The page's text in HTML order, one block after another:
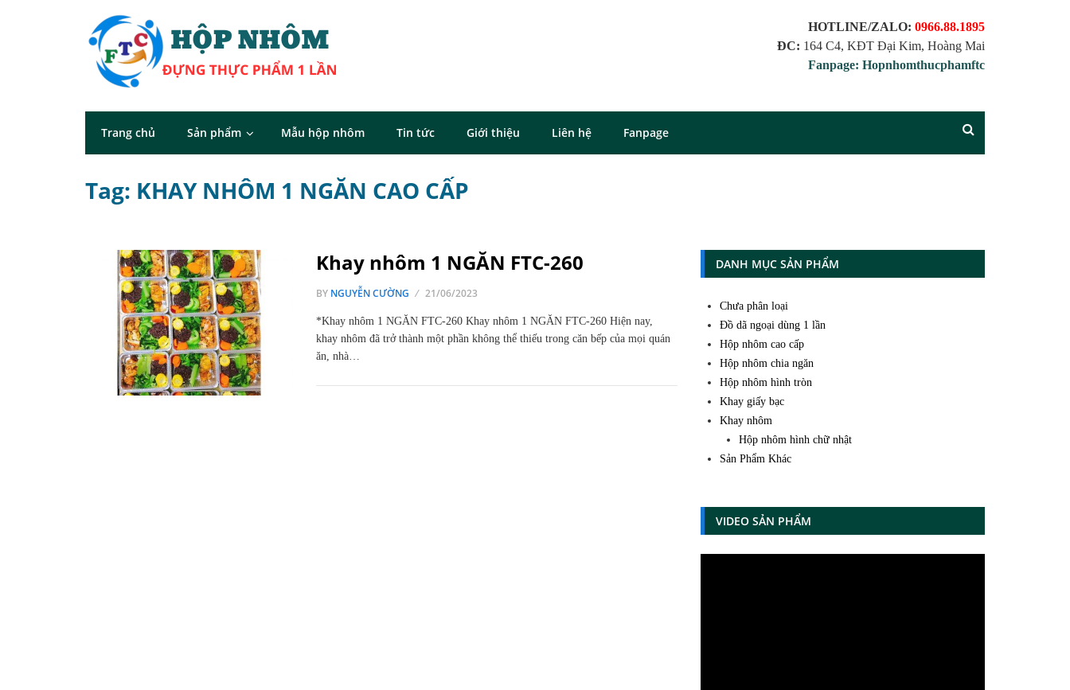
HOTLINE/ZALO: 0966.88.1895
ĐC: 164 C4, KĐT Đại Kim, Hoàng Mai
Fanpage: Hopnhomthucphamftc
Trang chủ Sản phẩm Mẫu hộp nhôm Tin tức Giới thiệu Liên hệ Fanpage
Tag: KHAY NHÔM 1 NGĂN CAO CẤP
Khay nhôm 1 NGĂN FTC-260
BY NGUYỄN CƯỜNG 21/06/2023
*Khay nhôm 1 NGĂN FTC-260 Khay nhôm 1 NGĂN FTC-260 Hiện nay,
khay nhôm đã trở thành một phần không thể thiếu trong căn bếp của mọi quán
ăn, nhà…
DANH MỤC SẢN PHẨM
Chưa phân loại
Đồ dã ngoại dùng 1 lần
Hộp nhôm cao cấp
Hộp nhôm chia ngăn
Hộp nhôm hình tròn
Khay giấy bạc
Khay nhôm
Hộp nhôm hình chữ nhật
Sản Phẩm Khác
VIDEO SẢN PHẨM